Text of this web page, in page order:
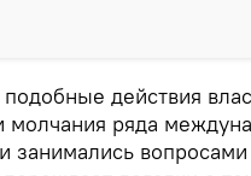
действия
молчания ряда
занимались